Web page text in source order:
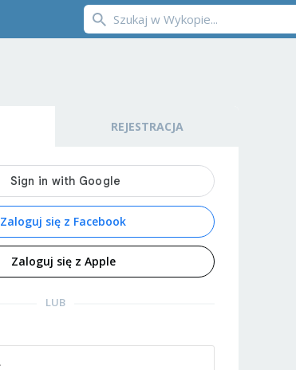
REJESTRACJA
Zaloguj się z Facebook
Zaloguj się z Apple
LUB